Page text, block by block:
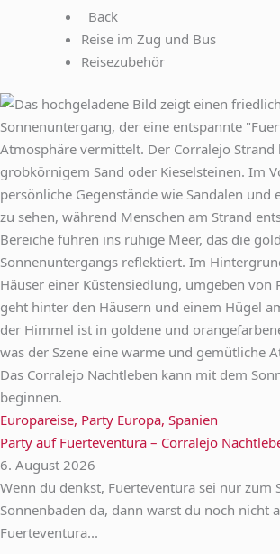
Back
Reise im Zug und Bus
Reisezubehör
Europareise, Party Europa, Spanien
Party auf Fuerteventura – Corralejo
6. August 2026
Wenn du denkst, Fuerteventura sei nur zum
Sonnenbaden da, dann warst du noch nicht
Fuerteventura...